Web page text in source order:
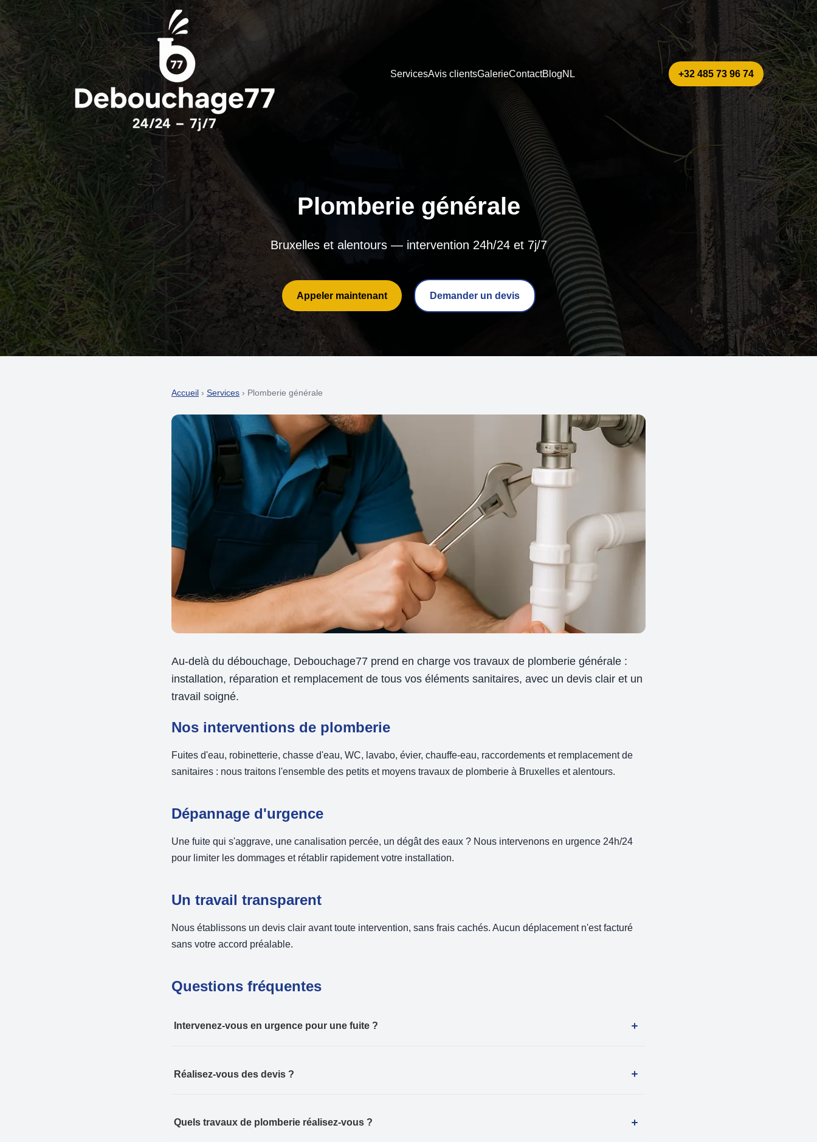
ServicesAvis clientsGalerieContactBlogNL +32 485 73 96 74
Plomberie générale
Bruxelles et alentours — intervention 24h/24 et 7j/7
Appeler maintenant Demander un devis
Accueil › Services › Plomberie générale
Au-delà du débouchage, Debouchage77 prend en charge vos travaux de plomberie générale :
installation, réparation et remplacement de tous vos éléments sanitaires, avec un devis clair et un
travail soigné.
Nos interventions de plomberie
Fuites d'eau, robinetterie, chasse d'eau, WC, lavabo, évier, chauffe-eau, raccordements et remplacement de
sanitaires : nous traitons l'ensemble des petits et moyens travaux de plomberie à Bruxelles et alentours.
Dépannage d'urgence
Une fuite qui s'aggrave, une canalisation percée, un dégât des eaux ? Nous intervenons en urgence 24h/24
pour limiter les dommages et rétablir rapidement votre installation.
Un travail transparent
Nous établissons un devis clair avant toute intervention, sans frais cachés. Aucun déplacement n'est facturé
sans votre accord préalable.
Questions fréquentes
Intervenez-vous en urgence pour une fuite ?
Réalisez-vous des devis ?
Quels travaux de plomberie réalisez-vous ?